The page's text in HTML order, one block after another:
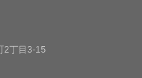
2丁目3-15